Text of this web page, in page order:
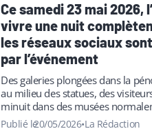
Ce samedi 23 mai 2026,
vivre une nuit
les réseaux sociaux
par l’événement
Des galeries plongées dans la
au milieu des statues, des
minuit dans des musées
journée… Ce samedi 23 mai, la…
Publié le20/05/2026•La Rédaction